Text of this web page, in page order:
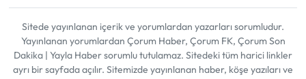
Sitede yayınlanan içerik ve yorumlardan yazarları sorumludur.
Yayınlanan yorumlardan Çorum Haber, Çorum FK, Çorum Son
Dakika | Yayla Haber sorumlu tutulamaz. Sitedeki tüm harici linkler
ayrı bir sayfada açılır. Sitemizde yayınlanan haber, köşe yazıları ve